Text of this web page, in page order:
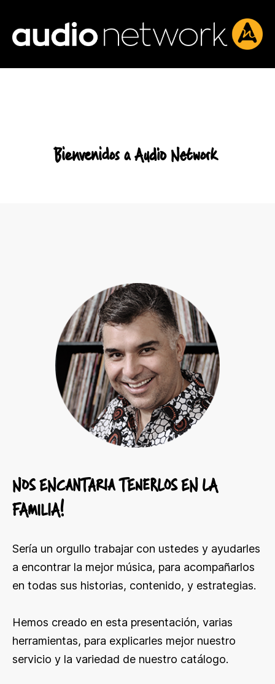
Bienvenidos a Audio Network
NOS ENCANTARIA TENERLOS EN LA
FAMILIA!
Sería un orgullo trabajar con ustedes y ayudarles
a encontrar la mejor música, para acompañarlos
en todas sus historias, contenido, y estrategias.
Hemos creado en esta presentación, varias
herramientas, para explicarles mejor nuestro
servicio y la variedad de nuestro catálogo.